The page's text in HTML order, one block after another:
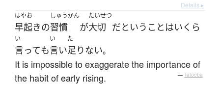
Details ▸
はやお
早起きの
しゅうかん
習慣 が
たいせつ
大切 だという ことはいくら
い
言っても
い
言い
た
足りない。
It is impossible to exaggerate the importance of
the habit of early rising.
— Tatoeba